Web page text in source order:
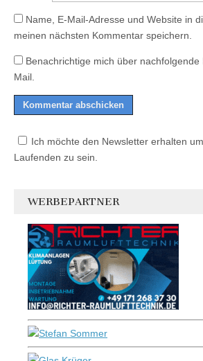
Name, E-Mail-Adresse und Website in
meinen nächsten Kommentar speichern.
Benachrichtige mich über nachfolgende
Mail.
Ich möchte den Newsletter erhalten
Laufenden zu sein.
WERBEPARTNER